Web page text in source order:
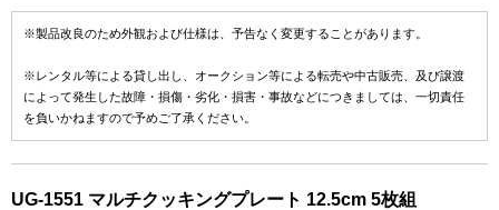
※製品改良のため外観および仕様は、予告なく変更することがあります。
※レンタル等による貸し出し、オークション等による転売や中古販売、及び譲渡
によって発生した故障・損傷・劣化・損害・事故などにつきましては、一切責任
を負いかねますので予めご了承ください。
UG-1551 マルチクッキングプレート 12.5cm 5枚組